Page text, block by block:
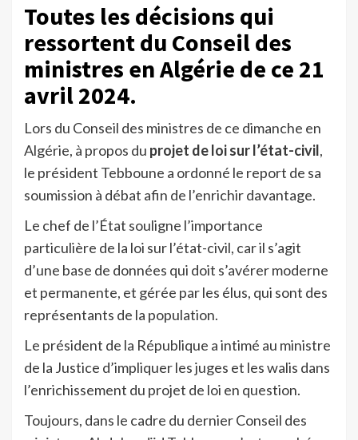
Toutes les décisions qui
ressortent du Conseil des
ministres en Algérie de ce 21
avril 2024.
Lors du Conseil des ministres de ce dimanche en
Algérie, à propos du projet de loi sur l’état-civil,
le président Tebboune a ordonné le report de sa
soumission à débat afin de l’enrichir davantage.
Le chef de l’État souligne l’importance
particulière de la loi sur l’état-civil, car il s’agit
d’une base de données qui doit s’avérer moderne
et permanente, et gérée par les élus, qui sont des
représentants de la population.
Le président de la République a intimé au ministre
de la Justice d’impliquer les juges et les walis dans
l’enrichissement du projet de loi en question.
Toujours, dans le cadre du dernier Conseil des